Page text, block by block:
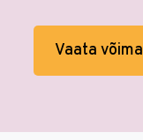
Vaata